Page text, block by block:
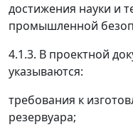
достижения науки и
промышленной
4.1.3. В проектной
указываются:
требования к
резервуара;